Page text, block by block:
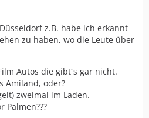
z.B. habe ich erkannt
zu haben, wo die Leute über
Autos die gibt´s gar nicht.
Amiland, oder?
zweimal im Laden.
Palmen???